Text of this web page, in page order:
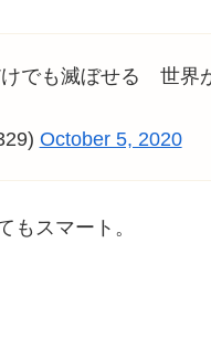
でも滅ぼせる 世界
October 5, 2020
もスマート。